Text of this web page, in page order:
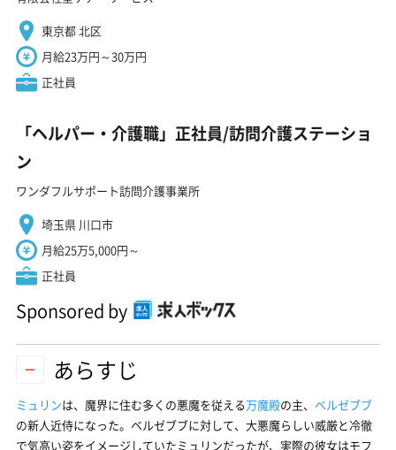
東京都 北区
月給23万円～30万円
正社員
「ヘルパー・介護職」正社員/訪問介護ステーショ
ン
ワンダフルサポート訪問介護事業所
埼玉県 川口市
月給25万5,000円～
正社員
Sponsored by
あらすじ
ミュリンは、魔界に住む多くの悪魔を従える万魔殿の主、 ベルゼブブ
の新人近侍になった。ベルゼブブに対して、大悪魔らしい威厳と冷徹
で気高い姿をイメージしていたミュリンだったが、実際の彼女はモフ